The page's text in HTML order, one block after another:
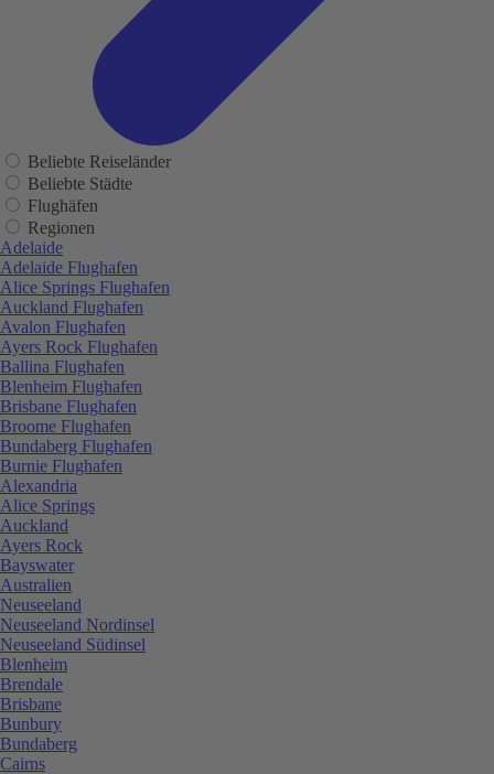
Beliebte Reiseländer
Beliebte Städte
Flughäfen
Regionen
Adelaide
Adelaide Flughafen
Alice Springs Flughafen
Auckland Flughafen
Avalon Flughafen
Ayers Rock Flughafen
Ballina Flughafen
Blenheim Flughafen
Brisbane Flughafen
Broome Flughafen
Bundaberg Flughafen
Burnie Flughafen
Alexandria
Alice Springs
Auckland
Ayers Rock
Bayswater
Australien
Neuseeland
Neuseeland Nordinsel
Neuseeland Südinsel
Blenheim
Brendale
Brisbane
Bunbury
Bundaberg
Cairns